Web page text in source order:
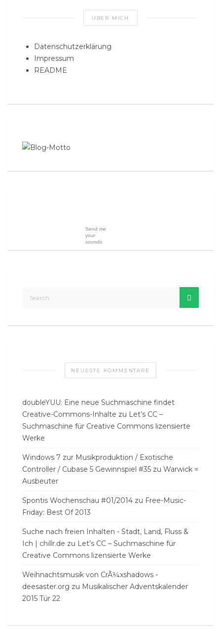
ÜBER MICH
Datenschutzerklärung
Impressum
README
Send me
your
sounds
NEUESTE KOMMENTARE
doubleYUU: Eine neue Suchmaschine findet
Creative-Commons-Inhalte zu Let’s CC –
Suchmaschine für Creative Commons lizensierte
Werke
Windows 7 zur Musikproduktion / Exotische
Controller / Cubase 5 Gewinnspiel #35 zu Warwick =
Ausbeuter
Spontis Wochenschau #01/2014 zu Free-Music-
Friday: Best Of 2013
Suche nach freien Inhalten - Stadt, Land, Fluss &
Ich | chillr.de zu Let’s CC – Suchmaschine für
Creative Commons lizensierte Werke
Weihnachtsmusik von CrÃ¼xshadows -
deesaster.org zu Musikalischer Adventskalender
2015 Tür 22